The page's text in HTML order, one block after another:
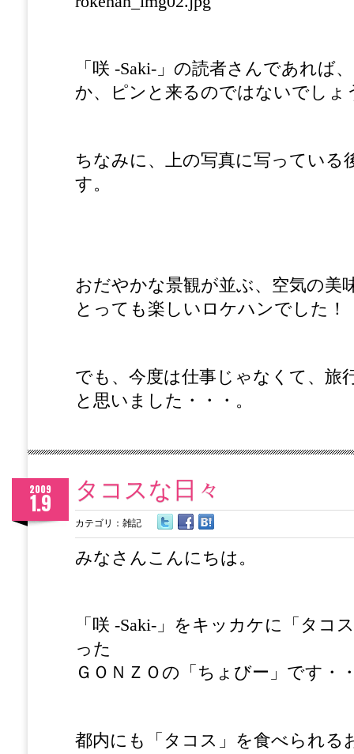
「咲 -Saki-」の読者さんであれば
か、ピンと来るのではないでしょ
ちなみに、上の写真に写っている
す。
おだやかな景観が並ぶ、空気の美
とっても楽しいロケハンでした！
でも、今度は仕事じゃなくて、旅
と思いました・・・。
タコスな日々
2009
1.9
カテゴリ： 雑記
みなさんこんにちは。
「咲 -Saki-」をキッカケに「タコ
った
ＧＯＮＺＯの「ちょびー」です・
都内にも「タコス」を食べられる